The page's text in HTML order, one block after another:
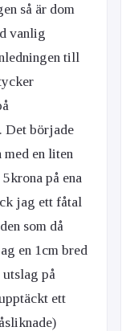
så är dom
vanlig
till
Det började
med en liten
på ena
jag ett fåtal
som då
en 1cm bred
utslag på
ett